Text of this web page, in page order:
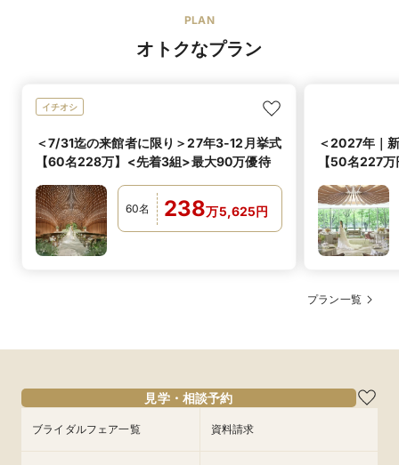
PLAN
オトクなプラン
イチオシ
＜7/31迄の来館者に限り＞27年3-12月挙式
【60名228万】<先着3組>最大90万優待
60名 238万5,625円
＜2027年｜
【50名227
プラン一覧
見学・相談予約
ブライダルフェア一覧 資料請求